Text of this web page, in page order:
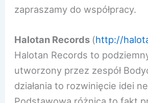
zapraszamy do współpracy.
Halotan Records (http://
Halotan Records to
utworzony przez zespół
działania to rozwinięcie idei